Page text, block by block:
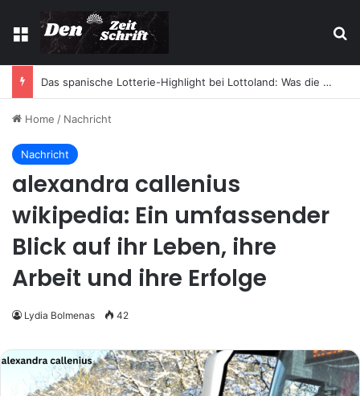
Menu
Das spanische Lotterie-Highlight bei Lottoland: Was die El Gordo Sommerlotterie so besonders macht
Home / Nachricht
Nachricht
alexandra callenius
wikipedia: Ein umfassender
Blick auf ihr Leben, ihre
Arbeit und ihre Erfolge
Lydia Bolmenas 42